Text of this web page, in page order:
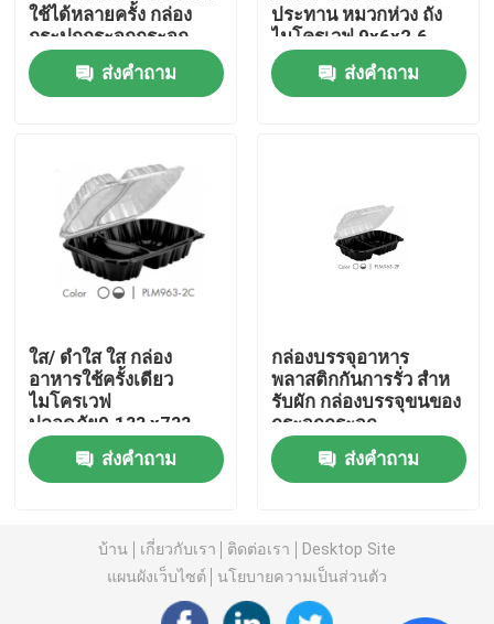
สินค้า
เกี่ยวกับเรา
ทัวร์โรงงาน
ติดต่อเรา
ใช้ได้หลายครั้ง กล่อง
กระปุกกระจกกระจก
กระจกกระจกกระจก
กระจกกระจกกระจก
กระจกกระจกกระจก
กระจกกระจกกระจก
กระจกกระจกกระจก
กระจกกระจกกระจก
กระจกกระจกกระจก
กระจกกระจกกระจก
กระจกกระจกกระจก
กระจกกระจกกระจก
กระจกกระจกกระจก
กระจกกระจกกระจก
กระจกกระจกกระจก
กระจกกระจกกระจก
กระจกกระจกกระจก
กระจกกระจกกระจก
กระจกกระจกกระจก
กระจกกระจกกระจก
กระจกกระจก
ส่งคำถาม
ประทาน หมวกห่วง ถัง
ไมโครเวฟ 9x6x2.6
ส่งคำถาม
ใส/ ดําใส ใส กล่อง
อาหารใช้ครั้งเดียว
ไมโครเวฟ
ปลอดภัย9.1?? x7??
x3??
ส่งคำถาม
กล่องบรรจุอาหาร
พลาสติกกันการรั่ว สําห
รับผัก กล่องบรรจุขนของ
กระจกกระจก
กระจก9.1?? x7?? x3??
ส่งคำถาม
บ้าน เกี่ยวกับเรา ติดต่อเรา
Desktop Site
แผนผังเว็บไซต์
นโยบายความเป็นส่วนตัว